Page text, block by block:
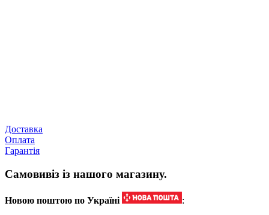
Доставка
Оплата
Гарантія
Самовивіз із нашого магазину.
Новою поштою по Україні
: